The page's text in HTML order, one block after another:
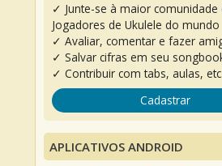
✓ Junte-se à maior comunidade
Jogadores de Ukulele do mundo
✓ Avaliar, comentar e fazer
✓ Salvar cifras em seu
✓ Contribuir com tabs, aulas, etc.
Cadastrar
APLICATIVOS ANDROID